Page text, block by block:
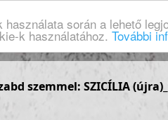
során a lehető
k használatához. További
szemmel: SZICÍLIA